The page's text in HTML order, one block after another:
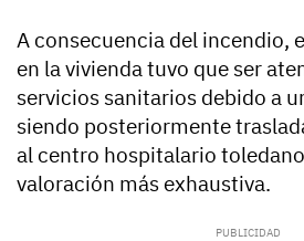
A consecuencia del incendio,
en la vivienda tuvo que ser
servicios sanitarios debido a
siendo posteriormente
al centro hospitalario
valoración más exhaustiva.